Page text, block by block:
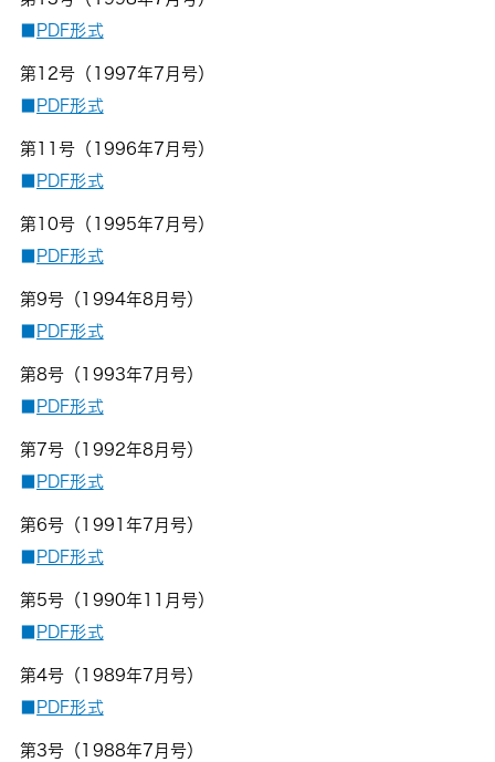
PDF形式
第12号（1997年7月号）
PDF形式
第11号（1996年7月号）
PDF形式
第10号（1995年7月号）
PDF形式
第9号（1994年8月号）
PDF形式
第8号（1993年7月号）
PDF形式
第7号（1992年8月号）
PDF形式
第6号（1991年7月号）
PDF形式
第5号（1990年11月号）
PDF形式
第4号（1989年7月号）
PDF形式
第3号（1988年7月号）